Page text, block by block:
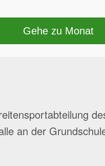
Gehe zu Monat
an der